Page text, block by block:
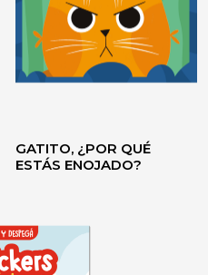
VOLVER A CREER
GATITO, ¿POR QUÉ
ESTÁS ENOJADO?